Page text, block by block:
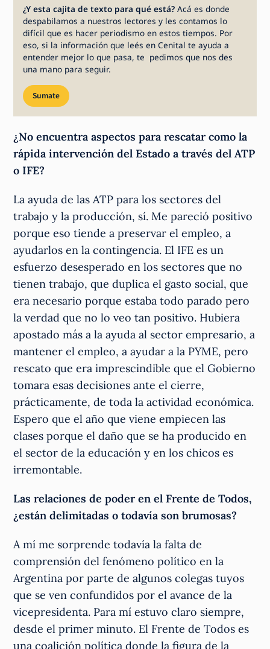
¿Y esta cajita de texto para qué está?Acá es donde
despabilamos a nuestros lectores y les contamos lo
difícil que es hacer periodismo en estos tiempos. Por
eso, si la información que leés en Cenital te ayuda a
entender mejor lo que pasa, te pedimos que nos des
una mano para seguir.
Sumate
¿No encuentra aspectos para rescatar como la
rápida intervención del Estado a través del ATP
o IFE?
La ayuda de las ATP para los sectores del
trabajo y la producción, sí. Me pareció positivo
porque eso tiende a preservar el empleo, a
ayudarlos en la contingencia. El IFE es un
esfuerzo desesperado en los sectores que no
tienen trabajo, que duplica el gasto social, que
era necesario porque estaba todo parado pero
la verdad que no lo veo tan positivo. Hubiera
apostado más a la ayuda al sector empresario, a
mantener el empleo, a ayudar a la PYME, pero
rescato que era imprescindible que el Gobierno
tomara esas decisiones ante el cierre,
prácticamente, de toda la actividad económica.
Espero que el año que viene empiecen las
clases porque el daño que se ha producido en
el sector de la educación y en los chicos es
irremontable.
Las relaciones de poder en el Frente de Todos,
¿están delimitadas o todavía son brumosas?
A mí me sorprende todavía la falta de
comprensión del fenómeno político en la
Argentina por parte de algunos colegas tuyos
que se ven confundidos por el avance de la
vicepresidenta. Para mí estuvo claro siempre,
desde el primer minuto. El Frente de Todos es
una coalición política donde la figura de la